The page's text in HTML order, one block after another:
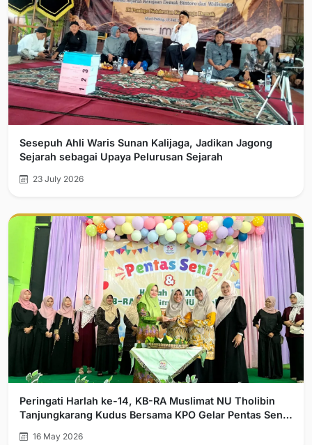
Sesepuh Ahli Waris Sunan Kalijaga, Jadikan Jagong
Sejarah sebagai Upaya Pelurusan Sejarah
23 July 2026
Peringati Harlah ke-14, KB-RA Muslimat NU Tholibin
Tanjungkarang Kudus Bersama KPO Gelar Pentas Seni
16 May 2026